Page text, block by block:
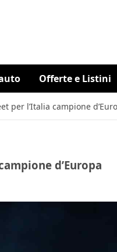
Offerte e Listini
per l’Italia campione
d’Europa